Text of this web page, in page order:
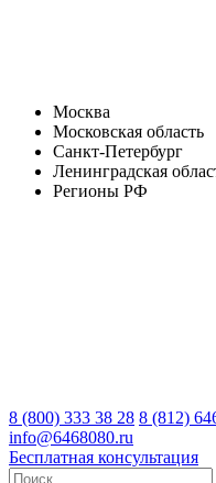
Москва
Московская область
Санкт-Петербург
Ленинградская
Регионы РФ
8 (800) 333 38 28 8 (812)
info@6468080.ru
Бесплатная консультация